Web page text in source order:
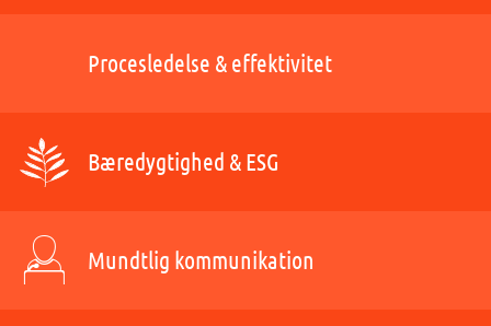
Procesledelse & effektivitet
Bæredygtighed & ESG
Mundtlig kommunikation